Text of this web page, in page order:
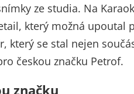
ze studia. Na
který možná upoutal
který se stal nejen
českou značku Petrof.
značku